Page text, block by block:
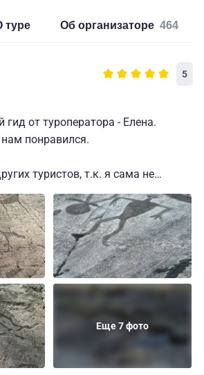
о туре об организаторе 464
5
от туроператора - Елена.
понравился.
туристов, т.к. я сама не
свои вещи перед Соловками
Соловков, возможно, это кому-
перед отъездом на Соловки вы
и другие вещи в камере хранения,
при гостинице, где вы ночуете
встретит трансфер
теплоход на 16:00) и довезет до
потом отвезет на жд вокзал в
Еще 7 фото